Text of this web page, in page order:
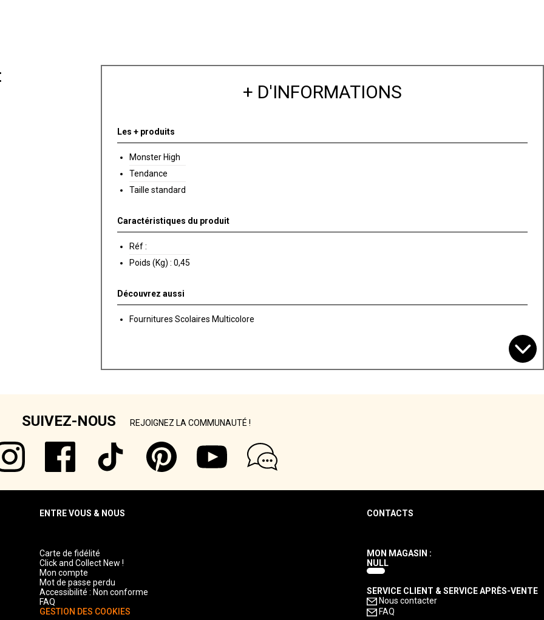
+ D'INFORMATIONS
Les + produits
Monster High
Tendance
Taille standard
Caractéristiques du produit
Réf :
Poids (Kg) : 0,45
Découvrez aussi
Fournitures Scolaires Multicolore
SUIVEZ-NOUS REJOIGNEZ LA COMMUNAUTÉ !
ENTRE VOUS & NOUS
Carte de fidélité
Click and Collect New !
Mon compte
Mot de passe perdu
Accessibilité : Non conforme
FAQ
GESTION DES COOKIES
CONTACTS
MON MAGASIN :
NULL
SERVICE CLIENT & SERVICE APRÈS-VENTE
Nous contacter
FAQ